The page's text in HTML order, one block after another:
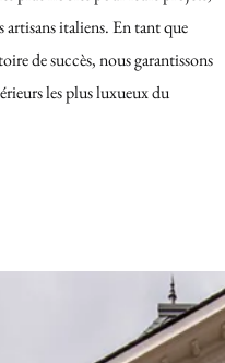
italiens. En tant que
de succès, nous garantissons
les plus luxueux du